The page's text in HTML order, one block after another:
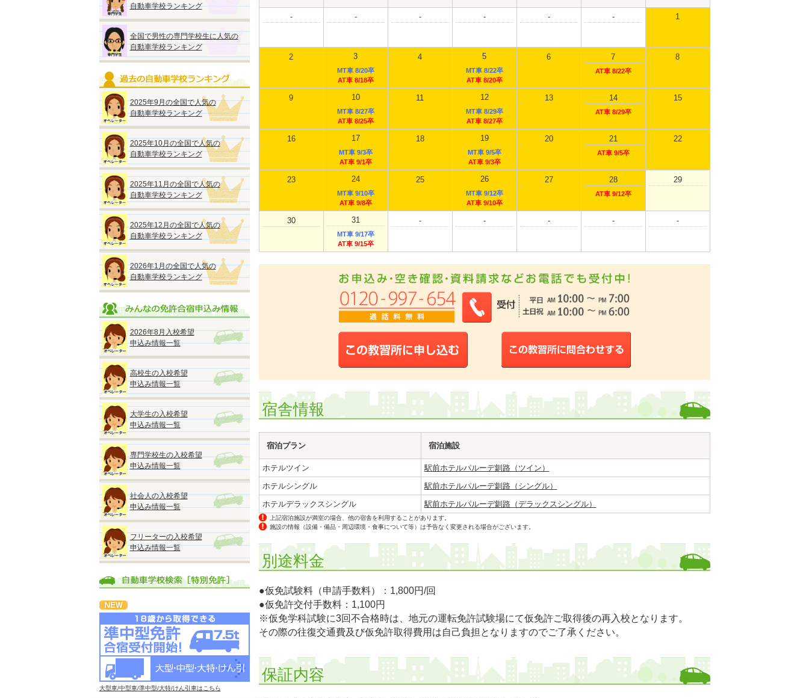
自動車学校ランキング
全国で男性の専門学校生に人気の
自動車学校ランキング
2025年9月の全国で人気の
自動車学校ランキング
2025年10月の全国で人気の
自動車学校ランキング
2025年11月の全国で人気の
自動車学校ランキング
2025年12月の全国で人気の
自動車学校ランキング
2026年1月の全国で人気の
自動車学校ランキング
2026年8月入校希望
申込み情報一覧
高校生の入校希望
申込み情報一覧
大学生の入校希望
申込み情報一覧
専門学校生の入校希望
申込み情報一覧
社会人の入校希望
申込み情報一覧
フリーターの入校希望
申込み情報一覧
大型車/中型車/準中型/大特/けん引車はこちら
- - - - - - 1
2 3
MT車 8/20卒
AT車 8/18卒
4 5
MT車 8/22卒
AT車 8/20卒
6 7
AT車 8/22卒
8
9 10
MT車 8/27卒
AT車 8/25卒
11 12
MT車 8/29卒
AT車 8/27卒
13 14
AT車 8/29卒
15
16 17
MT車 9/3卒
AT車 9/1卒
18 19
MT車 9/5卒
AT車 9/3卒
20 21
AT車 9/5卒
22
23 24
MT車 9/10卒
AT車 9/8卒
25 26
MT車 9/12卒
AT車 9/10卒
27 28
AT車 9/12卒
29
30 31
MT車 9/17卒
AT車 9/15卒
- - - - -
宿舎情報
宿泊プラン 宿泊施設
ホテルツイン
駅前ホテルパルーデ釧路（ツイン）
ホテルシングル
駅前ホテルパルーデ釧路（シングル）
ホテルデラックスシングル
駅前ホテルパルーデ釧路（デラックスシングル）
上記宿泊施設が満室の場合、他の宿舎を利用することがあります。
施設の情報（設備・備品・周辺環境・食事について等）は予告なく変更される場合がございます。
別途料金
●仮免試験料（申請手数料）：1,800円/回
●仮免許交付手数料：1,100円
※仮免学科試験に3回不合格時は、地元の運転免許試験場にて仮免許ご取得後の再入校となります。
その際の往復交通費及び仮免許取得費用は自己負担となりますのでご了承ください。
保証内容